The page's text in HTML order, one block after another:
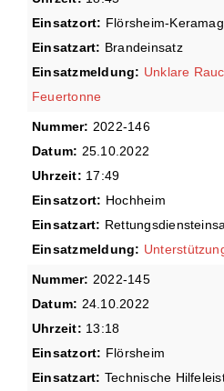
Einsatzort: Flörsheim-Keramag
Einsatzart: Brandeinsatz
Einsatzmeldung: Unklare
Feuertonne
Nummer: 2022-146
Datum: 25.10.2022
Uhrzeit: 17:49
Einsatzort: Hochheim
Einsatzart:
Einsatzmeldung:
Nummer: 2022-145
Datum: 24.10.2022
Uhrzeit: 13:18
Einsatzort: Flörsheim
Einsatzart: Technische